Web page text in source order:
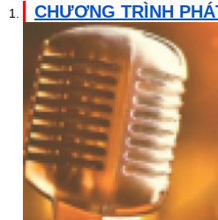
CHƯƠNG TRÌNH